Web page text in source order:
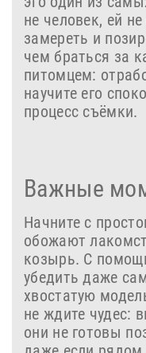
не человек, ей
замереть и
чем браться за
питомцем:
научите его
процесс съёмки.
Важные
Начните с
обожают
козырь. С
убедить даже
хвостатую
не ждите чудес:
они не готовы